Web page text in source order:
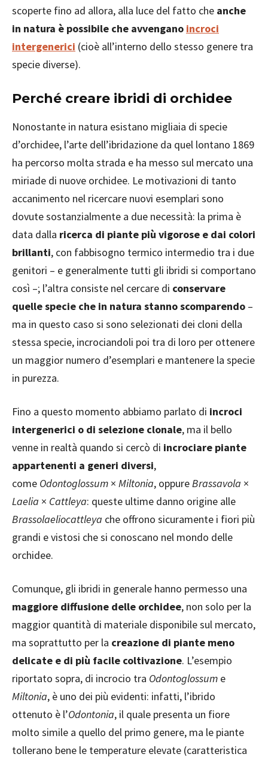
scoperte fino ad allora, alla luce del fatto che anche
in natura è possibile che avvengano incroci
intergenerici (cioè all’interno dello stesso genere tra
specie diverse).
Perché creare ibridi di orchidee
Nonostante in natura esistano migliaia di specie
d’orchidee, l’arte dell’ibridazione da quel lontano 1869
ha percorso molta strada e ha messo sul mercato una
miriade di nuove orchidee. Le motivazioni di tanto
accanimento nel ricercare nuovi esemplari sono
dovute sostanzialmente a due necessità: la prima è
data dalla ricerca di piante più vigorose e dai colori
brillanti, con fabbisogno termico intermedio tra i due
genitori – e generalmente tutti gli ibridi si comportano
così –; l’altra consiste nel cercare di conservare
quelle specie che in natura stanno scomparendo –
ma in questo caso si sono selezionati dei cloni della
stessa specie, incrociandoli poi tra di loro per ottenere
un maggior numero d’esemplari e mantenere la specie
in purezza.
Fino a questo momento abbiamo parlato di incroci
intergenerici o di selezione clonale, ma il bello
venne in realtà quando si cercò di incrociare piante
appartenenti a generi diversi,
come Odontoglossum × Miltonia, oppureBrassavola ×
Laelia × Cattleya: queste ultime danno origine alle
Brassolaeliocattleya che offrono sicuramente i fiori più
grandi e vistosi che si conoscano nel mondo delle
orchidee.
Comunque, gli ibridi in generale hanno permesso una
maggiore diffusione delle orchidee, non solo per la
maggior quantità di materiale disponibile sul mercato,
ma soprattutto per la creazione di piante meno
delicate e di più facile coltivazione. L’esempio
riportato sopra, di incrocio tra Odontoglossum e
Miltonia, è uno dei più evidenti: infatti, l’ibrido
ottenuto è l’Odontonia, il quale presenta un fiore
molto simile a quello del primo genere, ma le piante
tollerano bene le temperature elevate (caratteristica